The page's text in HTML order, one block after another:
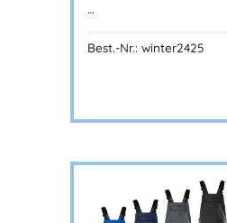
…
Best.-Nr.: winter2425